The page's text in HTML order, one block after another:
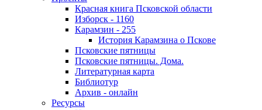
Красная книга Псковской области
Изборск - 1160
Карамзин - 255
История Карамзина о Пскове
Псковские пятницы
Псковские пятницы. Дома.
Литературная карта
Библиотур
Архив - онлайн
Ресурсы